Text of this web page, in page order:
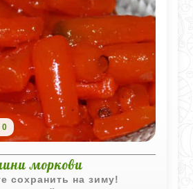
0
моркови
сохранить на зиму!